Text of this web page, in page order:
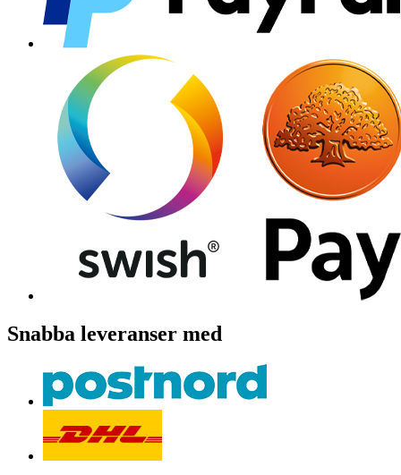
Snabba leveranser med